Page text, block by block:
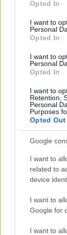
use your data
consent section.
Opted In
I want to
Personal
Opted In
I want to
Personal
Opted In
I want to
Retention,
Personal
Purposes
Opted Out
Google
I want to
related to
device
I want to
Google for
I want to
orosz
HÍREK 4 órája
Hét
HÍREK 4 órája